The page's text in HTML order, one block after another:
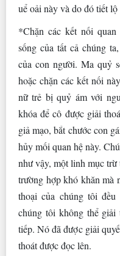
uể oải này và do đó tiết
*Chặn các kết nối
sống của tất cả chúng
của con người. Ma quỷ
hoặc chặn các kết nối
nữ trẻ bị quỷ ám với
khóa để cô được giải
giả mạo, bắt chước con
hủy mối quan hệ này.
như vậy, một linh mục
trường hợp khó khăn mà
thoại của chúng tôi
chúng tôi không thể
tiếp. Nó đã được giải
thoát được đọc lên.